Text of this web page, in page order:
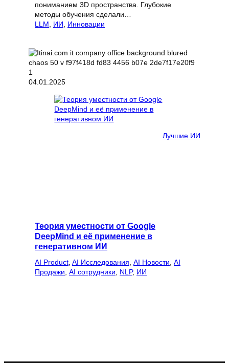
пониманием 3D пространства. Глубокие
методы обучения сделали…
LLM, ИИ, Инновации
04.01.2025
Лучшие ИИ
Теория уместности от Google
DeepMind и её применение в
генеративном ИИ
AI Product, AI Исследования, AI Новости, AI
Продажи, AI сотрудники, NLP, ИИ